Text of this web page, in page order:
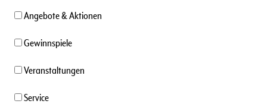
Angebote & Aktionen
Gewinnspiele
Veranstaltungen
Service